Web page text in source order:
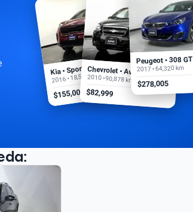
Kia • Sportage EX
2016 • 18,500 km
$155,000
Chevrolet • Aveo
2010 • 90,878 km
$82,999
Peugeot • 308 GT
2017 • 64,320 km
$278,005